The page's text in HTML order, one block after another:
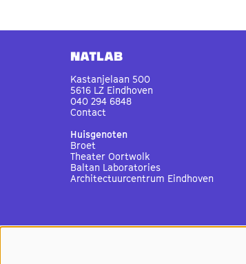
Natlab
Kastanjelaan 500
5616 LZ Eindhoven
040 294 6848
Contact
Huisgenoten
Broet
Theater Oortwolk
Baltan Laboratories
Architectuurcentrum Eindhoven